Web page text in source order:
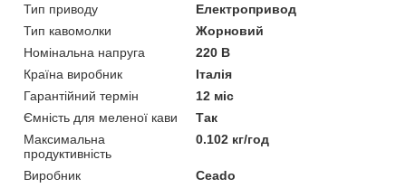
Тип приводу
Електропривод
Тип кавомолки
Жорновий
Номінальна напруга
220 В
Країна виробник
Італія
Гарантійний термін
12 міс
Ємність для меленої кави
Так
Максимальна
продуктивність
0.102 кг/год
Виробник
Ceado